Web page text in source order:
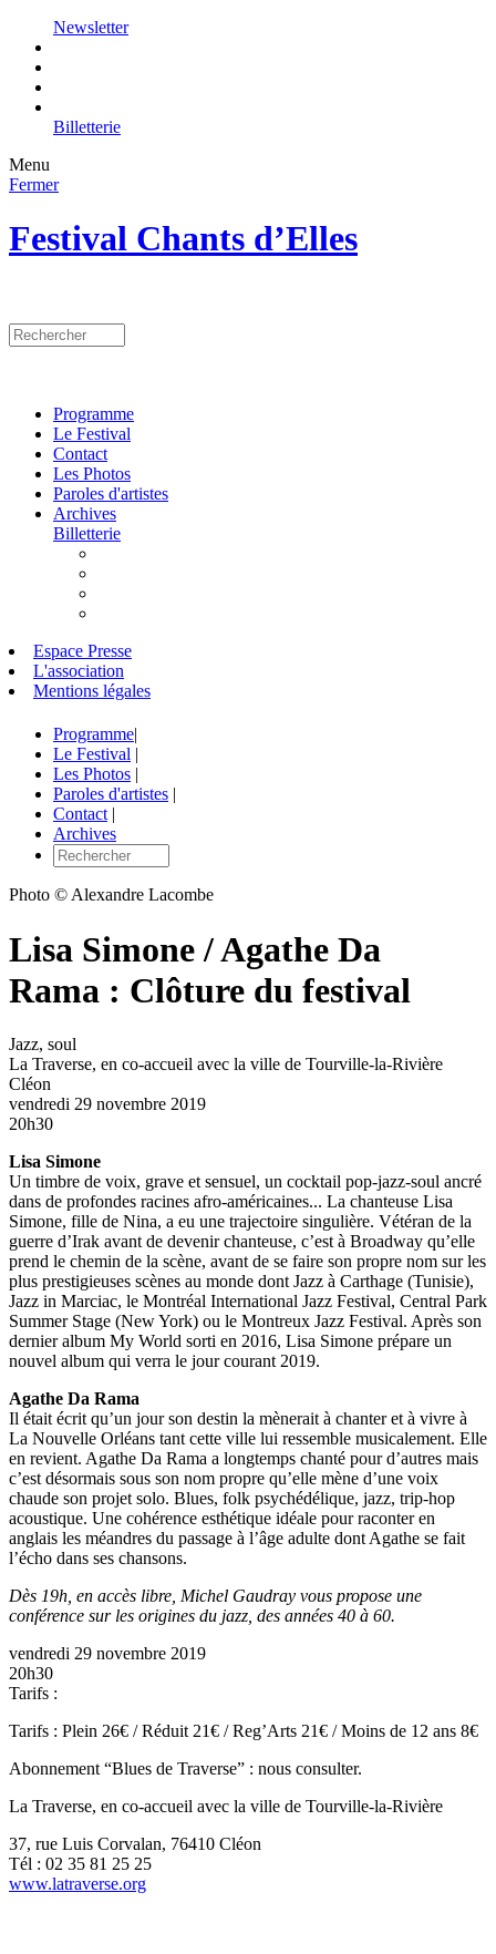
Newsletter
Billetterie
Menu
Fermer
Festival Chants d’Elles
Programme
Le Festival
Contact
Les Photos
Paroles d'artistes
Archives
Billetterie
Espace Presse
L'association
Mentions légales
Programme|
Le Festival |
Les Photos |
Paroles d'artistes |
Contact |
Archives
Photo © Alexandre Lacombe
Lisa Simone / Agathe Da
Rama : Clôture du festival
Jazz, soul
La Traverse, en co-accueil avec la ville de Tourville-la-Rivière
Cléon
vendredi 29 novembre 2019
20h30
Lisa Simone
Un timbre de voix, grave et sensuel, un cocktail pop-jazz-soul ancré
dans de profondes racines afro-américaines... La chanteuse Lisa
Simone, fille de Nina, a eu une trajectoire singulière. Vétéran de la
guerre d’Irak avant de devenir chanteuse, c’est à Broadway qu’elle
prend le chemin de la scène, avant de se faire son propre nom sur les
plus prestigieuses scènes au monde dont Jazz à Carthage (Tunisie),
Jazz in Marciac, le Montréal International Jazz Festival, Central Park
Summer Stage (New York) ou le Montreux Jazz Festival. Après son
dernier album My World sorti en 2016, Lisa Simone prépare un
nouvel album qui verra le jour courant 2019.
Agathe Da Rama
Il était écrit qu’un jour son destin la mènerait à chanter et à vivre à
La Nouvelle Orléans tant cette ville lui ressemble musicalement. Elle
en revient. Agathe Da Rama a longtemps chanté pour d’autres mais
c’est désormais sous son nom propre qu’elle mène d’une voix
chaude son projet solo. Blues, folk psychédélique, jazz, trip-hop
acoustique. Une cohérence esthétique idéale pour raconter en
anglais les méandres du passage à l’âge adulte dont Agathe se fait
l’écho dans ses chansons.
Dès 19h, en accès libre, Michel Gaudray vous propose une
conférence sur les origines du jazz, des années 40 à 60.
vendredi 29 novembre 2019
20h30
Tarifs :
Tarifs : Plein 26€ / Réduit 21€ / Reg’Arts 21€ / Moins de 12 ans 8€
Abonnement “Blues de Traverse” : nous consulter.
La Traverse, en co-accueil avec la ville de Tourville-la-Rivière
37, rue Luis Corvalan, 76410 Cléon
Tél : 02 35 81 25 25
www.latraverse.org